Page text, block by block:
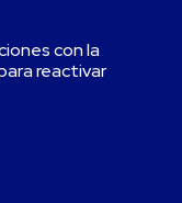
con la
reactivar